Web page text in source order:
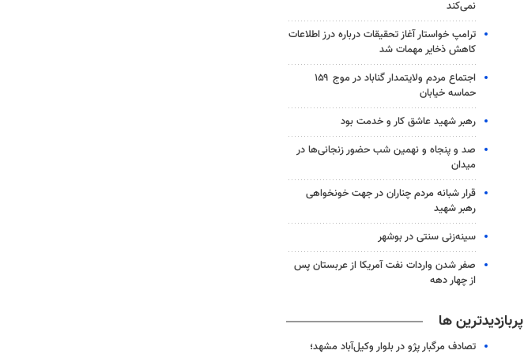
نمی‌کند
ترامپ خواستار آغاز تحقیقات درباره درز اطلاعات
کاهش ذخایر مهمات شد
اجتماع مردم ولایتمدار گناباد در موج ۱۵۹
حماسه خیابان
رهبر شهید عاشق کار و خدمت بود
صد و پنجاه و نهمین شب حضور زنجانی‌ها در
میدان
قرار شبانه مردم چناران در جهت خونخواهی
رهبر شهید
سینه‌زنی سنتی در بوشهر
صفر شدن واردات نفت آمریکا از عربستان پس
از چهار دهه
پربازدیدترین ها
تصادف مرگبار پژو در بلوار وکیل‌آباد مشهد؛